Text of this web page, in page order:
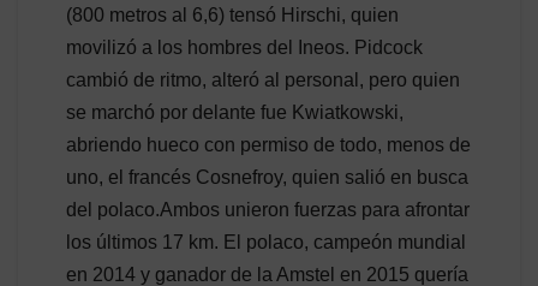
(800 metros al 6,6) tensó Hirschi, quien
movilizó a los hombres del Ineos. Pidcock
cambió de ritmo, alteró al personal, pero quien
se marchó por delante fue Kwiatkowski,
abriendo hueco con permiso de todo, menos de
uno, el francés Cosnefroy, quien salió en busca
del polaco.Ambos unieron fuerzas para afrontar
los últimos 17 km. El polaco, campeón mundial
en 2014 y ganador de la Amstel en 2015 quería